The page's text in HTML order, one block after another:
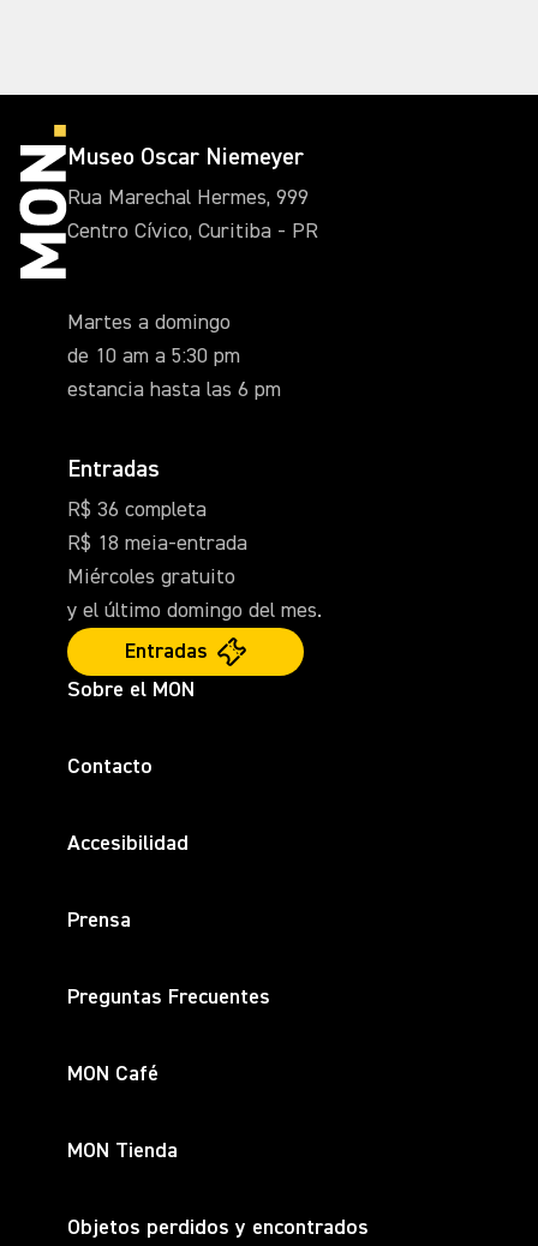
Museo Oscar Niemeyer
Rua Marechal Hermes, 999
Centro Cívico, Curitiba - PR
Martes a domingo
de 10 am a 5:30 pm
estancia hasta las 6 pm
Entradas
R$ 36 completa
R$ 18 meia-entrada
Miércoles gratuito
y el último domingo del mes.
Entradas
Sobre el MON
Contacto
Accesibilidad
Prensa
Preguntas Frecuentes
MON Café
MON Tienda
Objetos perdidos y encontrados